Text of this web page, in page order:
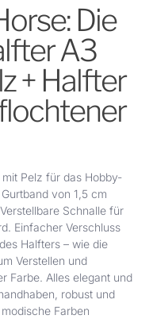
Die
A3
+ Halfter
Pelz für das Hobby-
von 1,5 cm
Schnalle für
Einfacher Verschluss
Halfters – wie die
Verstellen und
Farbe. Alles elegant und
robust und
Farben